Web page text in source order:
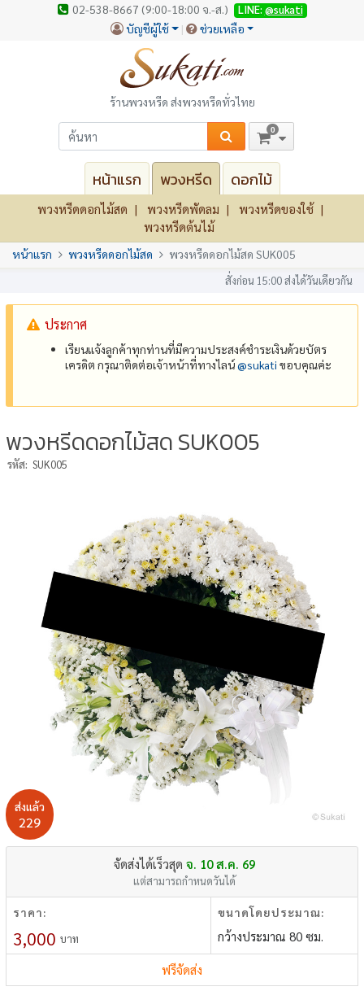
02-538-8667 (9:00-18:00 จ.-ส.) LINE: @sukati
บัญชีผู้ใช้ ช่วยเหลือ
ร้านพวงหรีด ส่งพวงหรีดทั่วไทย
0
หน้าแรก พวงหรีด ดอกไม้
พวงหรีดดอกไม้สด พวงหรีดพัดลม
พวงหรีดของใช้
พวงหรีดต้นไม้
หน้าแรก พวงหรีดดอกไม้สด พวงหรีดดอกไม้สด SUK005
สั่งก่อน 15:00 ส่งได้วันเดียวกัน
ประกาศ
เรียนแจ้งลูกค้าทุกท่านที่มีความประสงค์ชำระเงินด้วยบัตร
เครดิต กรุณาติดต่อเจ้าหน้าที่ทางไลน์@‌sukati ขอบคุณค่ะ
พวงหรีดดอกไม้สด SUK005
รหัส: SUK005
ส่งแล้ว
229
จัดส่งได้เร็วสุด จ. 10 ส.ค. 69
แต่สามารถกำหนดวันได้
ราคา:
3,000 บาท
ขนาดโดยประมาณ:
กว้างประมาณ 80 ซม.
ฟรีจัดส่ง